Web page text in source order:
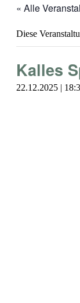
« Alle
Diese
Kalles
22.12.2025 |